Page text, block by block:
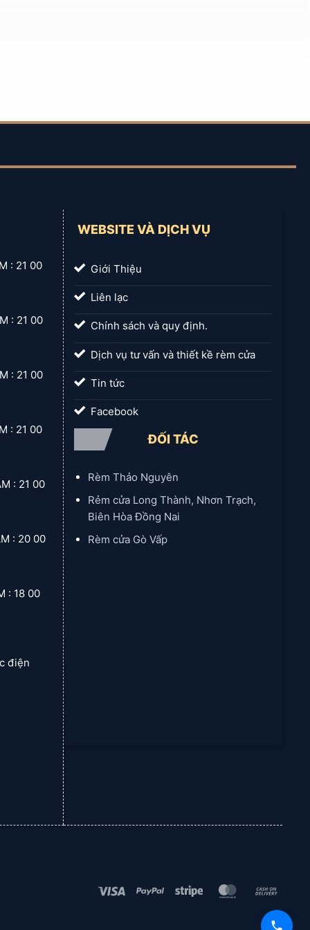
00
00
00
00
00
00
18 00
điện
WEBSITE VÀ DỊCH VỤ
Giới Thiệu
Liên lạc
Chính sách và quy định.
Dịch vụ tư vấn và thiết kề rèm cửa
Tin tức
Facebook
ĐỐI TÁC
Rèm Thảo Nguyên
Rẻm cửa Long Thành, Nhơn Trạch,
Biên Hòa Đồng Nai
Rèm cửa Gò Vấp
Visa PayPal Stripe MasterCard
On